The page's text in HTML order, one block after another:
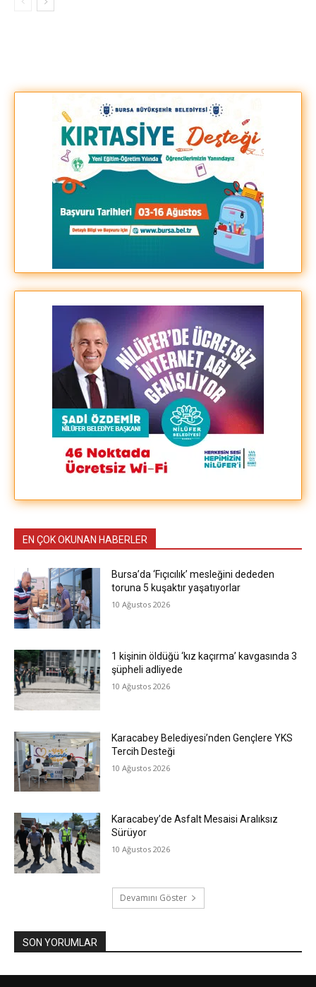
EN ÇOK OKUNAN HABERLER
Bursa’da ‘Fıçıcılık’ mesleğini dededen
toruna 5 kuşaktır yaşatıyorlar
10 Ağustos 2026
1 kişinin öldüğü ‘kız kaçırma’ kavgasında 3
şüpheli adliyede
10 Ağustos 2026
Karacabey Belediyesi’nden Gençlere YKS
Tercih Desteği
10 Ağustos 2026
Karacabey’de Asfalt Mesaisi Aralıksız
Sürüyor
10 Ağustos 2026
Devamını Göster
SON YORUMLAR